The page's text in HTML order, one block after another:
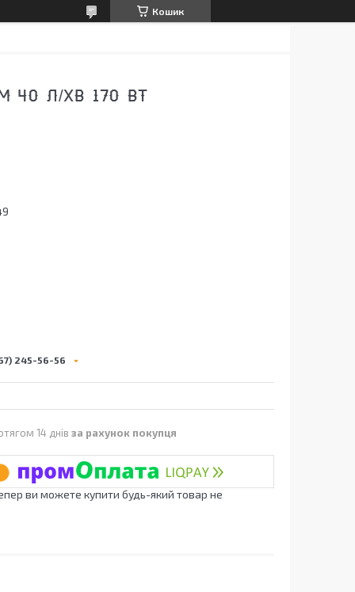
Кошик
40 Л/ХВ 170 ВТ
245-56-56
14 днів за рахунок покупця
ви можете купити будь-який товар не